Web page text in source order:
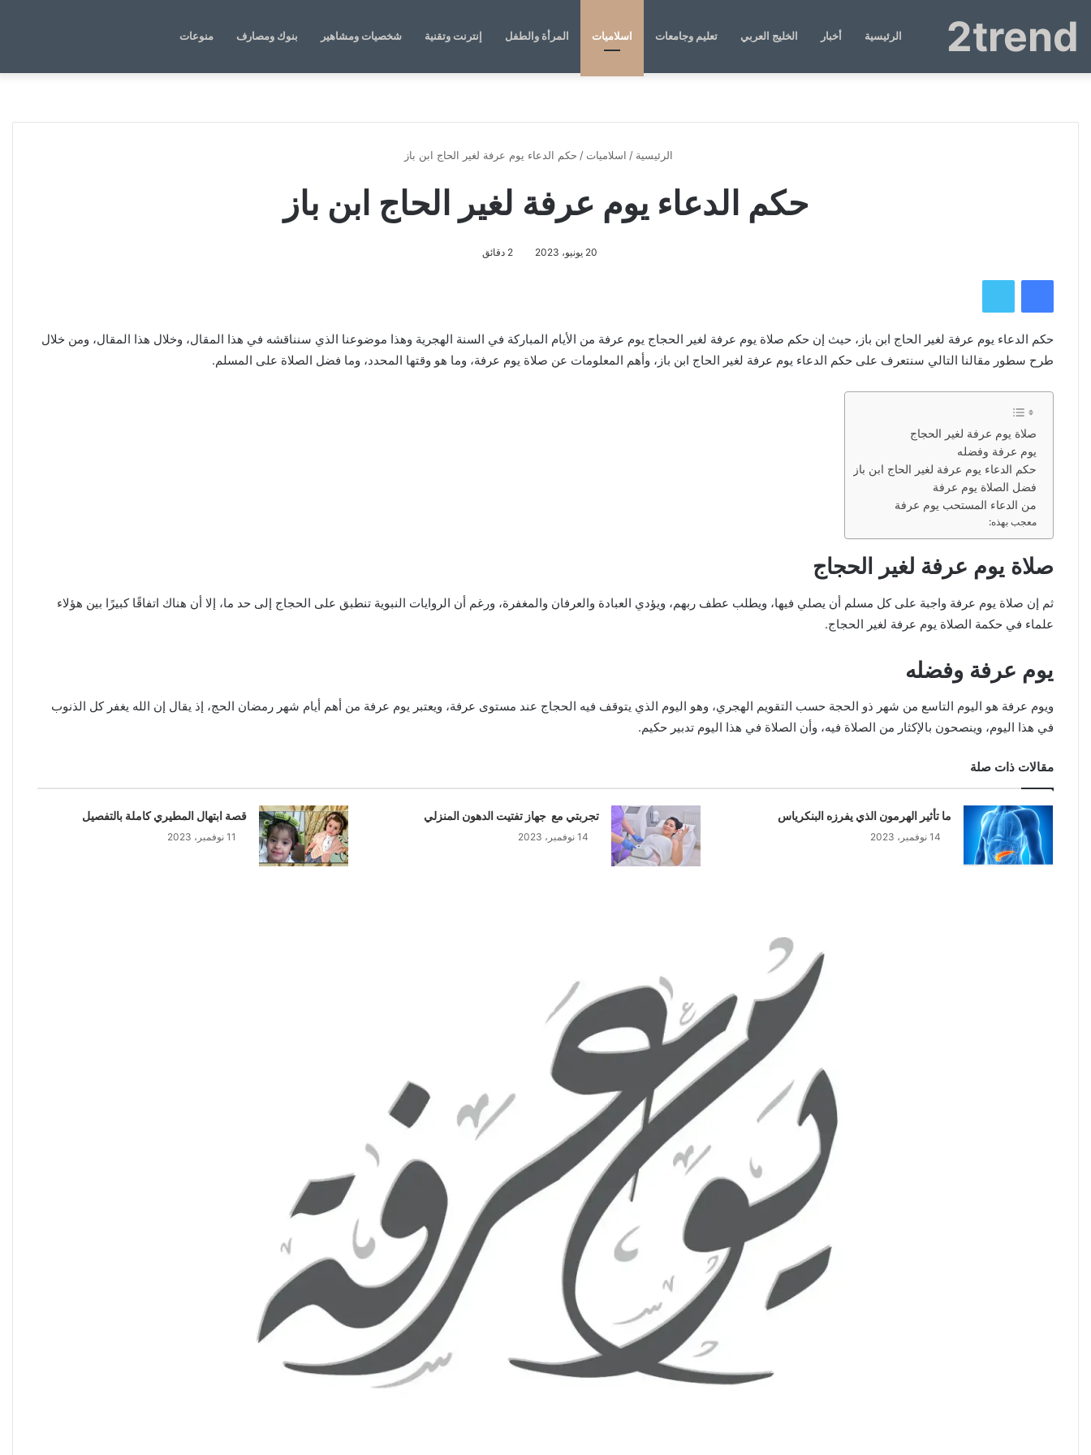
2trend الرئيسية أخبار الخليج العربي تعليم وجامعات اسلاميات المرأة والطفل إنترنت وتقنية شخصيات ومشاهير بنوك ومصارف منوعات
الرئيسية / اسلاميات / حكم الدعاء يوم عرفة لغير الحاج ابن باز
حكم الدعاء يوم عرفة لغير الحاج ابن باز
20 يونيو، 2023 2 دقائق
فيسبوك تويتر
حكم الدعاء يوم عرفة لغير الحاج ابن باز، حيث إن حكم صلاة يوم عرفة لغير الحجاج يوم عرفة من الأيام المباركة في السنة الهجرية وهذا موضوعنا الذي سنناقشه في هذا المقال، وخلال هذا المقال، ومن خلال
طرح سطور مقالنا التالي سنتعرف على حكم الدعاء يوم عرفة لغير الحاج ابن باز، وأهم المعلومات عن صلاة يوم عرفة، وما هو وقتها المحدد، وما فضل الصلاة على المسلم.
صلاة يوم عرفة لغير الحجاج
يوم عرفة وفضله
حكم الدعاء يوم عرفة لغير الحاج ابن باز
فضل الصلاة يوم عرفة
من الدعاء المستحب يوم عرفة
معجب بهذه:
صلاة يوم عرفة لغير الحجاج
ثم إن صلاة يوم عرفة واجبة على كل مسلم أن يصلي فيها، ويطلب عطف ربهم، ويؤدي العبادة والعرفان والمغفرة، ورغم أن الروايات النبوية تنطبق على الحجاج إلى حد ما، إلا أن هناك اتفاقًا كبيرًا بين هؤلاء
علماء في حكمة الصلاة يوم عرفة لغير الحجاج.
يوم عرفة وفضله
ويوم عرفة هو اليوم التاسع من شهر ذو الحجة حسب التقويم الهجري، وهو اليوم الذي يتوقف فيه الحجاج عند مستوى عرفة، ويعتبر يوم عرفة من أهم أيام شهر رمضان الحج، إذ يقال إن الله يغفر كل الذنوب
في هذا اليوم، وينصحون بالإكثار من الصلاة فيه، وأن الصلاة في هذا اليوم تدبير حكيم.
مقالات ذات صلة
ما تأثير الهرمون الذي يفرزه البنكرياس
14 نوفمبر، 2023
تجربتي مع جهاز تفتيت الدهون المنزلي
14 نوفمبر، 2023
قصة ابتهال المطيري كاملة بالتفصيل
11 نوفمبر، 2023